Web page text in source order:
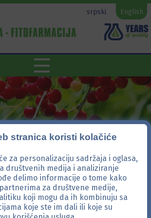
srpski English
stranica koristi kolačiće
za personalizaciju sadržaja i oglasa,
društvenih medija i analiziranje
delimo informacije o tome kako
za društvene medije,
koji mogu da ih kombinuju sa
koje ste im dali ili koje su